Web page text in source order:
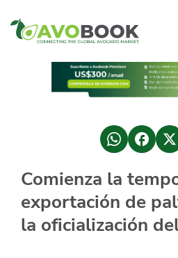
AvoReports
AvoComments
AvoMagazine
Comienza la
exportación de
la oficialización